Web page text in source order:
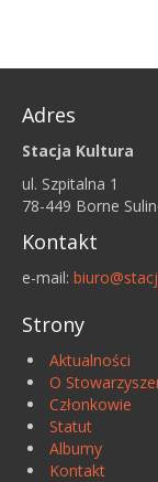
Adres
Stacja Kultura
ul. Szpitalna 1
78-449 Borne
Kontakt
e-mail:
Strony
Aktualności
O
Członkowie
Statut
Albumy
Kontakt